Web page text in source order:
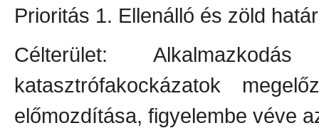
Prioritás 1. Ellenálló és zöld
Célterület:
katasztrófakockázatok
előmozdítása, figyelembe véve